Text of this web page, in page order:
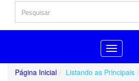
Toggle
navigation
Página Inicial
Listando as Principais